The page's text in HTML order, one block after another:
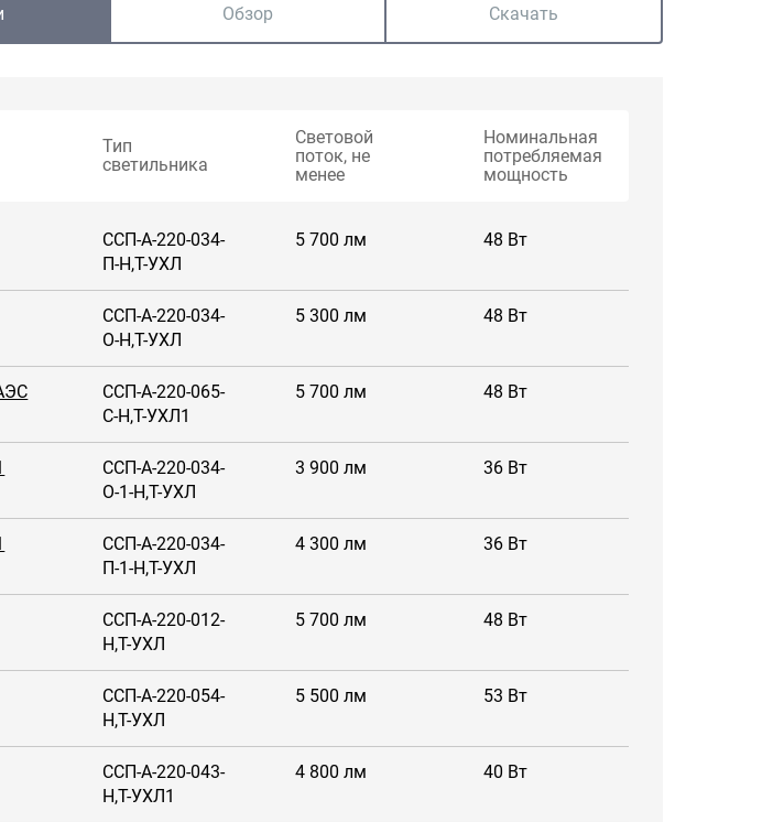
Обзор Скачать
Тип
светильника
Световой
поток, не
менее
Номинальная
потребляемая
мощность
ССП-А-220-034-
П-Н,Т-УХЛ
5 700 лм 48 Вт
ССП-А-220-034-
О-Н,Т-УХЛ
5 300 лм 48 Вт
ССП-А-220-065-
С-Н,Т-УХЛ1
5 700 лм 48 Вт
ССП-А-220-034-
О-1-Н,Т-УХЛ
3 900 лм 36 Вт
ССП-А-220-034-
П-1-Н,Т-УХЛ
4 300 лм 36 Вт
ССП-А-220-012-
Н,Т-УХЛ
5 700 лм 48 Вт
ССП-А-220-054-
Н,Т-УХЛ
5 500 лм 53 Вт
ССП-А-220-043-
Н,Т-УХЛ1
4 800 лм 40 Вт